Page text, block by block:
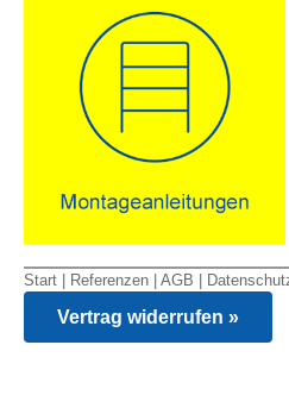
Start Referenzen AGB
Vertrag widerrufen »